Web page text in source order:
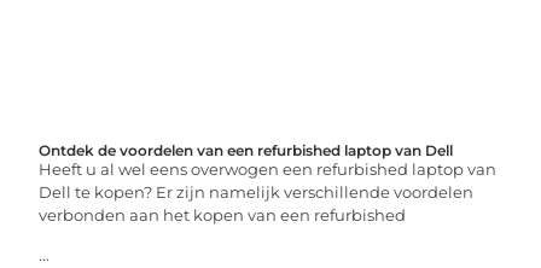
Ontdek de voordelen van een refurbished laptop van Dell
Heeft u al wel eens overwogen een refurbished laptop van
Dell te kopen? Er zijn namelijk verschillende voordelen
verbonden aan het kopen van een refurbished
...